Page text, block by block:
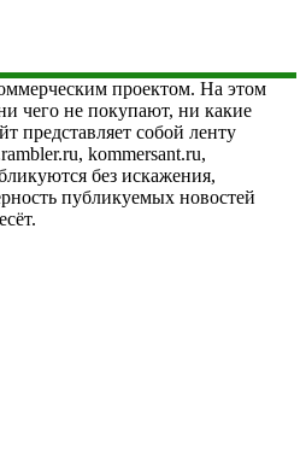
проектом. На этом
чего не покупают, ни какие
представляет собой ленту
kommersant.ru,
без искажения,
публикуемых новостей